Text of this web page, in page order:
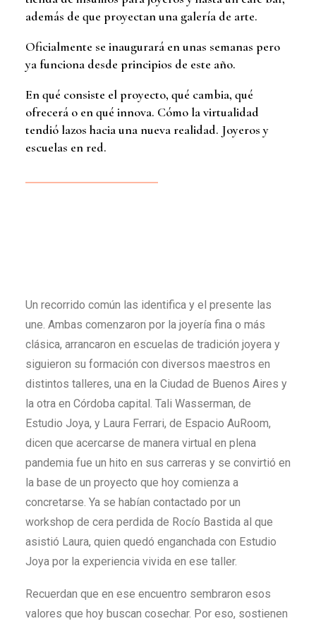
además de que proyectan una galería de arte.
Oficialmente se inaugurará en unas semanas pero
ya funciona desde principios de este año.
En qué consiste el proyecto, qué cambia, qué
ofrecerá o en qué innova. Cómo la virtualidad
tendió lazos hacia una nueva realidad. Joyeros y
escuelas en red.
Un recorrido común las identifica y el presente las
une. Ambas comenzaron por la joyería fina o más
clásica, arrancaron en escuelas de tradición joyera y
siguieron su formación con diversos maestros en
distintos talleres, una en la Ciudad de Buenos Aires y
la otra en Córdoba capital. Tali Wasserman, de
Estudio Joya, y Laura Ferrari, de Espacio AuRoom,
dicen que acercarse de manera virtual en plena
pandemia fue un hito en sus carreras y se convirtió en
la base de un proyecto que hoy comienza a
concretarse. Ya se habían contactado por un
workshop de cera perdida de Rocío Bastida al que
asistió Laura, quien quedó enganchada con Estudio
Joya por la experiencia vivida en ese taller.
Recuerdan que en ese encuentro sembraron esos
valores que hoy buscan cosechar. Por eso, sostienen